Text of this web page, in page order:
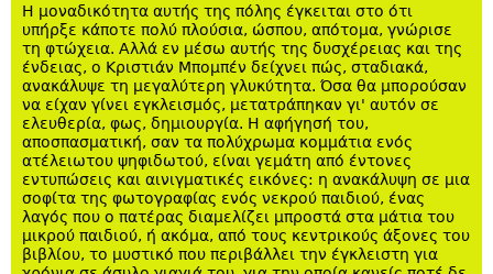
Η μοναδικότητα αυτής της πόλης έγκειται στο ότι
υπήρξε κάποτε πολύ πλούσια, ώσπου, απότομα, γνώρισε
τη φτώχεια. Αλλά εν μέσω αυτής της δυσχέρειας και της
ένδειας, ο Κριστιάν Μπομπέν δείχνει πώς, σταδιακά,
ανακάλυψε τη μεγαλύτερη γλυκύτητα. Όσα θα μπορούσαν
να είχαν γίνει εγκλεισμός, μετατράπηκαν γι' αυτόν σε
ελευθερία, φως, δημιουργία. Η αφήγησή του,
αποσπασματική, σαν τα πολύχρωμα κομμάτια ενός
ατέλειωτου ψηφιδωτού, είναι γεμάτη από έντονες
εντυπώσεις και αινιγματικές εικόνες: η ανακάλυψη σε μια
σοφίτα της φωτογραφίας ενός νεκρού παιδιού, ένας
λαγός που ο πατέρας διαμελίζει μπροστά στα μάτια του
μικρού παιδιού, ή ακόμα, από τους κεντρικούς άξονες του
βιβλίου, το μυστικό που περιβάλλει την έγκλειστη για